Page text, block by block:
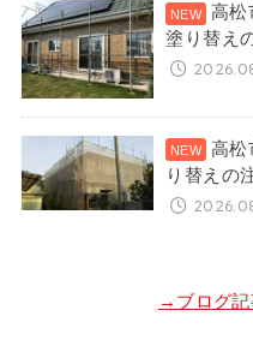
高松
塗り替え
高松
り替えの
→ブログ記